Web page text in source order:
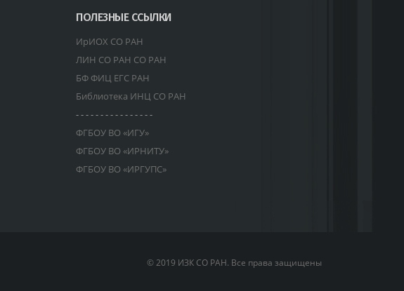
ПОЛЕЗНЫЕ ССЫЛКИ
ИрИОХ СО РАН
ЛИН СО РАН СО РАН
БФ ФИЦ ЕГС РАН
Библиотека ИНЦ СО РАН
- - - - - - - - - - - - - - - -
ФГБОУ ВО «ИГУ»
ФГБОУ ВО «ИРНИТУ»
ФГБОУ ВО «ИРГУПС»
© 2019 ИЗК СО РАН. Все права защищены